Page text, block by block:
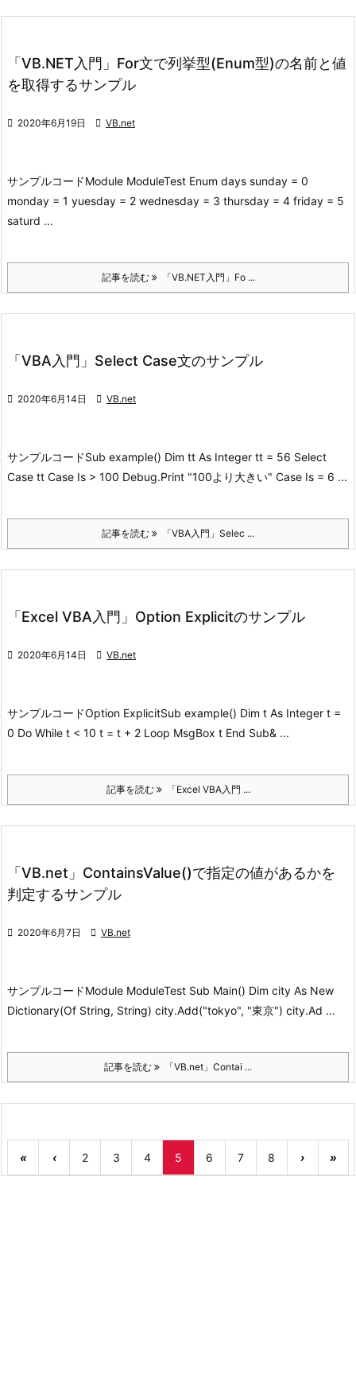
「VB.NET入門」For文で列挙型(Enum型)の名前と値
を取得するサンプル
 2020年6月19日  VB.net
サンプルコードModule ModuleTest Enum days sunday = 0
monday = 1 yuesday = 2 wednesday = 3 thursday = 4 friday = 5
saturd ...
記事を読む 「VB.NET入門」Fo ...
「VBA入門」Select Case文のサンプル
 2020年6月14日  VB.net
サンプルコードSub example() Dim tt As Integer tt = 56 Select
Case tt Case Is > 100 Debug.Print "100より大きい" Case Is = 6 ...
記事を読む 「VBA入門」Selec ...
「Excel VBA入門」Option Explicitのサンプル
 2020年6月14日  VB.net
サンプルコードOption ExplicitSub example() Dim t As Integer t =
0 Do While t < 10 t = t + 2 Loop MsgBox t End Sub& ...
記事を読む 「Excel VBA入門 ...
「VB.net」ContainsValue()で指定の値があるかを
判定するサンプル
 2020年6月7日  VB.net
サンプルコードModule ModuleTest Sub Main() Dim city As New
Dictionary(Of String, String) city.Add("tokyo", "東京") city.Ad ...
記事を読む 「VB.net」Contai ...
« ‹ 2 3 4 5 6 7 8 › »